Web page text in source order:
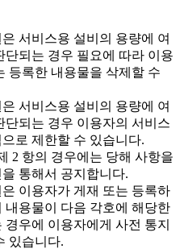
서비스용 설비의 용량에 여
단되는 경우 필요에 따라 이용
등록한 내용물을 삭제할 수
서비스용 설비의 용량에 여
단되는 경우 이용자의 서비스
로 제한할 수 있습니다.
2 항의 경우에는 당해 사항을
통해서 공지합니다.
이용자가 게재 또는 등록하
내용물이 다음 각호에 해당한
경우에 이용자에게 사전 통지
있습니다.